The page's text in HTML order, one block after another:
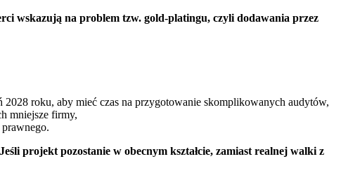
wskazują na problem tzw. gold-platingu, czyli dodawania przez
roku, aby mieć czas na przygotowanie skomplikowanych audytów,
mniejsze firmy,
Jeśli projekt pozostanie w obecnym kształcie, zamiast realnej walki z